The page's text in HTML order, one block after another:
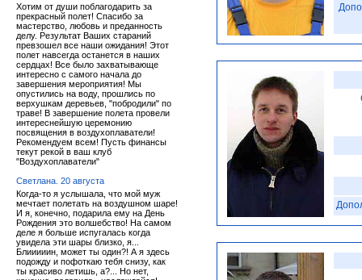
Хотим от души поблагодарить за
прекрасный полет! Спасибо за
мастерство, любовь и преданность
делу. Результат Ваших стараний
превзошел все наши ожидания! Этот
полет навсегда останется в наших
сердцах! Все было захватывающе
интересно с самого начала до
завершения мероприятия! Мы
опустились на воду, прошлись по
верхушкам деревьев, "побродили" по
траве! В завершение полета провели
интереснейшую церемонию
посвящения в воздухоплаватели!
Рекомендуем всем! Пусть финансы
текут рекой в ваш клуб
"Воздухоплаватели"
Светлана. 20 августа
Когда-то я услышала, что мой муж
мечтает полетать на воздушном шаре!
И я, конечно, подарила ему на День
Рождения это волшебство! На самом
деле я больше испугалась когда
увидела эти шары близко, я...
Блииииин, может ты один?! А я здесь
подожду и пофоткаю тебя снизу, как
ты красиво летишь, а?... Но нет,